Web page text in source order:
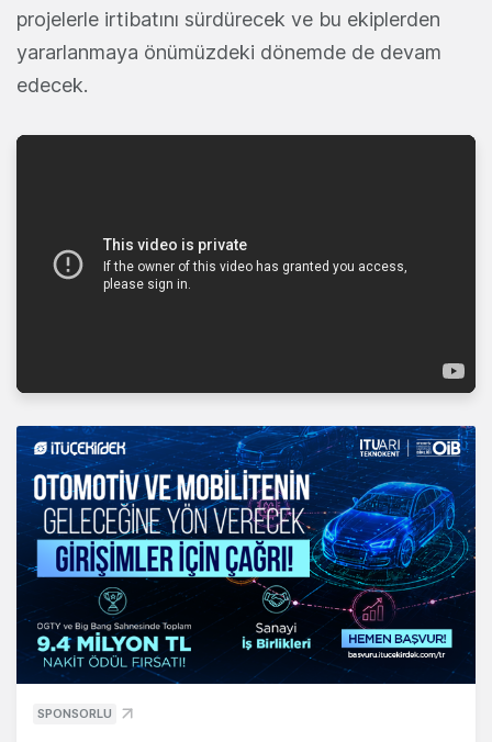
projelerle irtibatını sürdürecek ve bu ekiplerden
yararlanmaya önümüzdeki dönemde de devam
edecek.
SPONSORLU